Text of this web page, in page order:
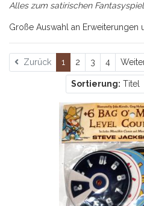
Alles zum satirischen
Große Auswahl an Erweiterungen
Zurück 1 2 3 4
Sortierung: Titel